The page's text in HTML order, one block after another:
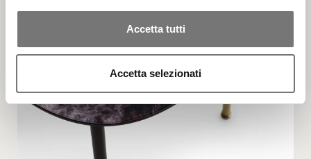
Approfondisci come vengono elaborati i tuoi dati personali
modificare o ritirare il tuo consenso in qualsiasi momento
dalla Dichiarazione sui cookie.
Utilizziamo i cookie per personalizzare contenuti ed
annunci, per fornire funzionalità dei social media e per
analizzare il nostro traffico. Condividiamo inoltre
Accetta tutti
Accetta selezionati